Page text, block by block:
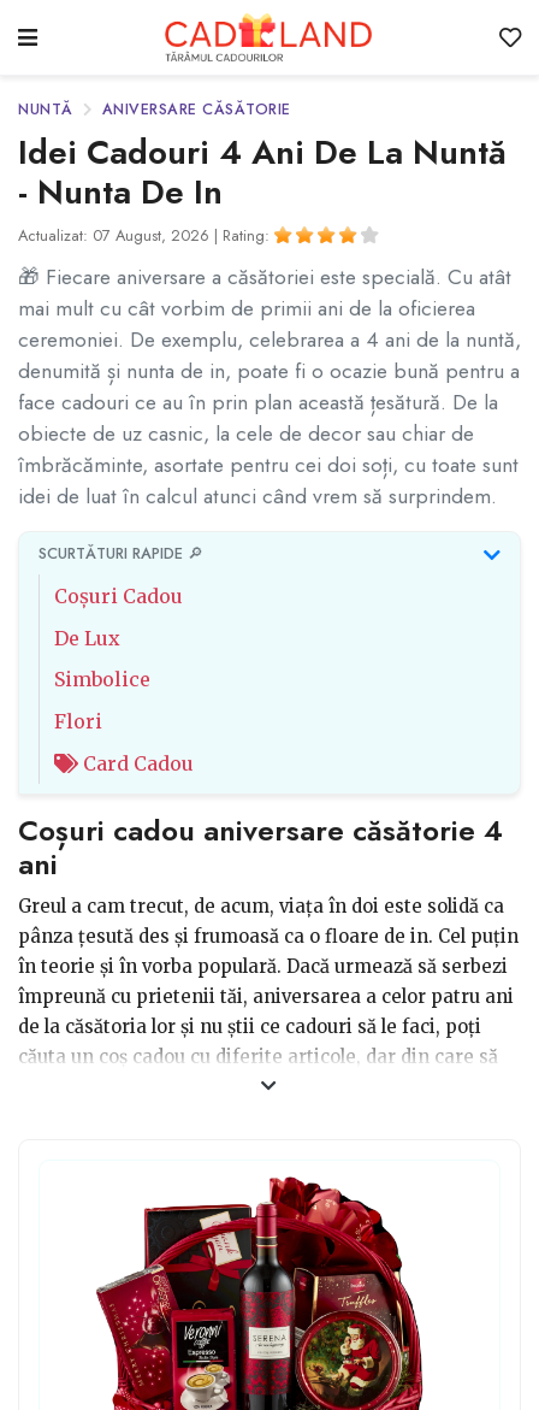
NUNTĂ ANIVERSARE CĂSĂTORIE
Idei Cadouri 4 Ani De La Nuntă
- Nunta De In
Actualizat: 07 August, 2026 | Rating:
🎁 Fiecare aniversare a căsătoriei este specială. Cu atât
mai mult cu cât vorbim de primii ani de la oficierea
ceremoniei. De exemplu, celebrarea a 4 ani de la nuntă,
denumită și nunta de in, poate fi o ocazie bună pentru a
face cadouri ce au în prin plan această țesătură. De la
obiecte de uz casnic, la cele de decor sau chiar de
îmbrăcăminte, asortate pentru cei doi soți, cu toate sunt
idei de luat în calcul atunci când vrem să surprindem.
SCURTĂTURI RAPIDE 🔎
Coșuri Cadou
De Lux
Simbolice
Flori
Card Cadou
Coșuri cadou aniversare căsătorie 4
ani
Greul a cam trecut, de acum, viața în doi este solidă ca
pânza țesută des și frumoasă ca o floare de in. Cel puțin
în teorie și în vorba populară. Dacă urmează să serbezi
împreună cu prietenii tăi, aniversarea a celor patru ani
de la căsătoria lor și nu știi ce cadouri să le faci, poți
căuta un coș cadou cu diferite articole, dar din care să
nu lipsească și câteva flori de in. Bineînțeles că poți lua
la firme de profil care să îți creeze coșul perfect. Sigur
că dacă bugetul îți permite, poți completa coșul cu
diferite excursii, de exemplu sau orice alt cadou extra.